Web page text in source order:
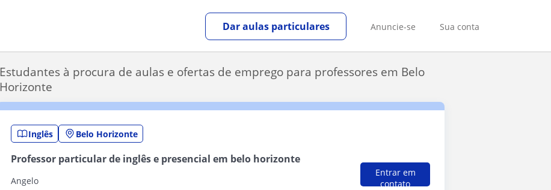
Anuncie-se Sua conta
Dar aulas particulares
Estudantes à procura de aulas e ofertas de emprego para professores em Belo
Horizonte
Inglês Belo Horizonte
Angelo
Professor particular de inglês e presencial em belo horizonte
Entrar em
contato